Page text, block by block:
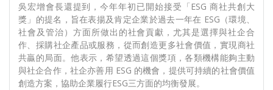
吳宏增會長還提到，今年年初已開始接受「ESG 商社共創大
獎」的提名，旨在表揚及肯定企業於過去一年在 ESG（環境、
社會及管治）方面所做出的社會貢獻，尤其是選擇與社企合
作、採購社企產品或服務，從而創造更多社會價值，實現商社
共贏的局面。他表示，希望透過這個獎項，各類機構能夠主動
與社企合作，社企亦善用 ESG 的機會，提供可持續的社會價值
創造方案，協助企業履行ESG三方面的均衡發展。